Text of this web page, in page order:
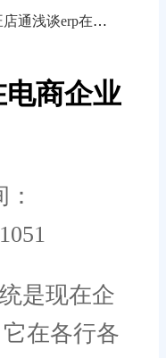
通浅谈erp在电商企业的应用
商企业
是现在企
在各行各